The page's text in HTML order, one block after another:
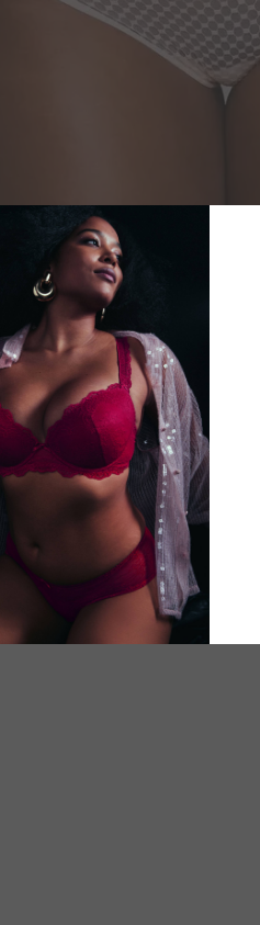
de Parijse cabarets en zit als gegoten.
onder licht gekleurde kleding.